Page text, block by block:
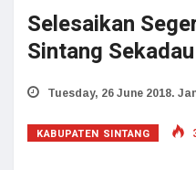
Selesaikan
Sintang Sekadau
Tuesday, 26 June 2018.
KABUPATEN SINTANG